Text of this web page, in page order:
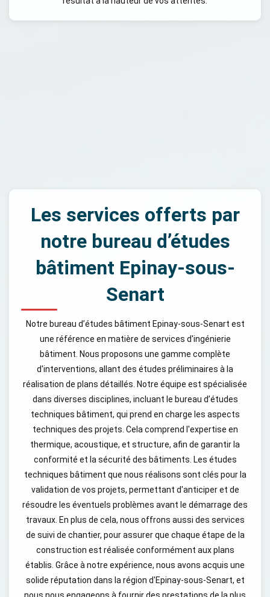
Les services offerts par
notre bureau d’études
bâtiment Epinay-sous-
Senart
Notre bureau d’études bâtiment Epinay-sous-Senart est
une référence en matière de services d'ingénierie
bâtiment. Nous proposons une gamme complète
d'interventions, allant des études préliminaires à la
réalisation de plans détaillés. Notre équipe est spécialisée
dans diverses disciplines, incluant le bureau d’études
techniques bâtiment, qui prend en charge les aspects
techniques des projets. Cela comprend l'expertise en
thermique, acoustique, et structure, afin de garantir la
conformité et la sécurité des bâtiments. Les études
techniques bâtiment que nous réalisons sont clés pour la
validation de vos projets, permettant d'anticiper et de
résoudre les éventuels problèmes avant le démarrage des
travaux. En plus de cela, nous offrons aussi des services
de suivi de chantier, pour assurer que chaque étape de la
construction est réalisée conformément aux plans
établis. Grâce à notre expérience, nous avons acquis une
solide réputation dans la région d'Epinay-sous-Senart, et
nous nous engageons à fournir des prestations de la plus